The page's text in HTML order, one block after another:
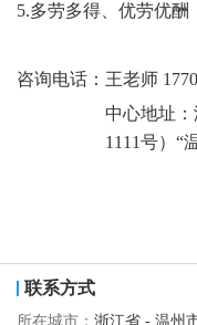
5.多劳多得、优劳优酬
咨询电话： 王老师
中心地址：
1111号）“
联系方式
所在城市： 浙江省 - 温州